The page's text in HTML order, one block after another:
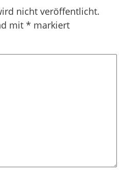
nicht veröffentlicht.
mit * markiert